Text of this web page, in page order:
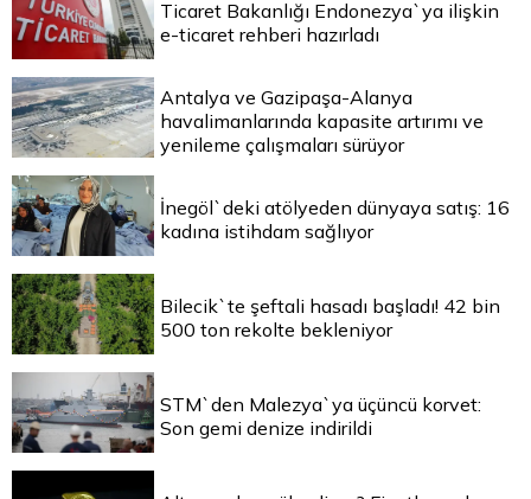
Ticaret Bakanlığı Endonezya`ya ilişkin
e-ticaret rehberi hazırladı
Antalya ve Gazipaşa-Alanya
havalimanlarında kapasite artırımı ve
yenileme çalışmaları sürüyor
İnegöl`deki atölyeden dünyaya satış: 16
kadına istihdam sağlıyor
Bilecik`te şeftali hasadı başladı! 42 bin
500 ton rekolte bekleniyor
STM`den Malezya`ya üçüncü korvet:
Son gemi denize indirildi